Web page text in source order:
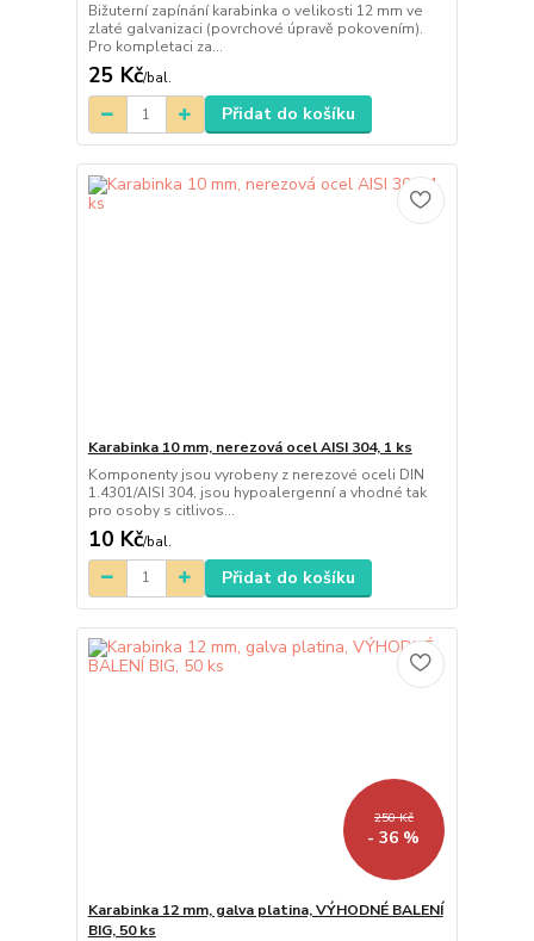
Bižuterní zapínání karabinka o velikosti 12 mm ve
zlaté galvanizaci (povrchové úpravě pokovením).
Pro kompletaci za...
25 Kč/bal.
Přidat do košíku
Karabinka 10 mm, nerezová ocel AISI 304, 1 ks
Komponenty jsou vyrobeny z nerezové oceli DIN
1.4301/AISI 304, jsou hypoalergenní a vhodné tak
pro osoby s citlivos...
10 Kč/bal.
Přidat do košíku
250 Kč
- 36 %
Karabinka 12 mm, galva platina, VÝHODNÉ BALENÍ
BIG, 50 ks